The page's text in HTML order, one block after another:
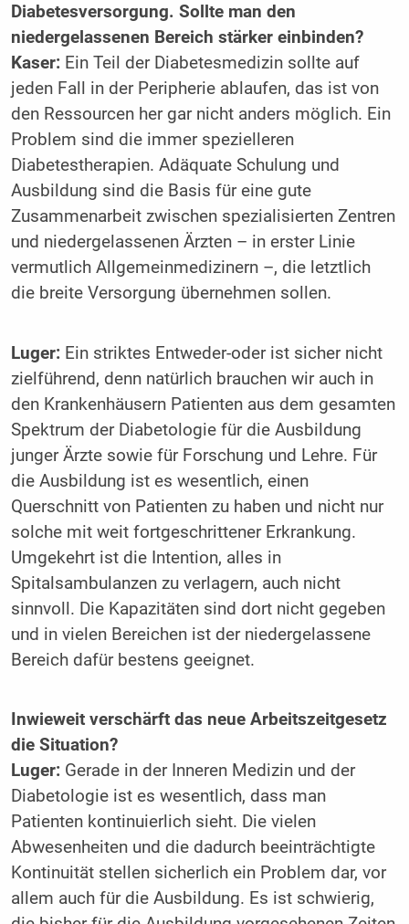
Diabetesversorgung. Sollte man den
niedergelassenen Bereich stärker ­einbinden?
Kaser:Ein Teil der Diabetesmedizin sollte auf
jeden Fall in der Peripherie ablaufen, das ist von
den Ressourcen her gar nicht anders möglich. Ein
Problem sind die immer spezielleren
Diabetestherapien. Adäquate Schulung und
Ausbildung sind die Basis für eine gute
Zusammenarbeit zwischen spezialisierten Zentren
und niedergelassenen Ärzten – in erster Linie
vermutlich Allgemeinmedizinern –, die letztlich
die breite Versorgung übernehmen sollen.
Luger: Ein striktes Entweder-oder ist sicher nicht
zielführend, denn natürlich brauchen wir auch in
den Krankenhäusern Patienten aus dem gesamten
­Spektrum der Diabetologie für die Ausbildung
junger Ärzte sowie für Forschung und Lehre. Für
die Ausbildung ist es wesentlich, einen
Querschnitt von Patienten zu haben und nicht nur
solche mit weit fortgeschrittener Erkrankung.
Umgekehrt ist die Intention, alles in
Spitalsambulanzen zu verlagern, auch nicht
sinnvoll. Die Kapazitäten sind dort nicht gegeben
und in vielen Bereichen ist der niedergelassene
Bereich dafür bestens geeignet.
Inwieweit verschärft das neue Arbeitszeitgesetz
die Situation?
Luger: Gerade in der Inneren Medizin und der
Diabetologie ist es wesentlich, dass man
Patienten kontinuierlich sieht. Die vielen
Abwesenheiten und die dadurch beeinträchtigte
Kontinuität stellen sicherlich ein Problem dar, vor
allem auch für die Ausbildung. Es ist ­schwierig,